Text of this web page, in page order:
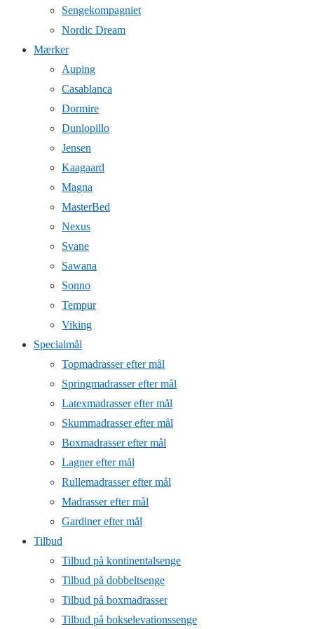
Sengekompagniet
Nordic Dream
Mærker
Auping
Casablanca
Dormire
Dunlopillo
Jensen
Kaagaard
Magna
MasterBed
Nexus
Svane
Sawana
Sonno
Tempur
Viking
Specialmål
Topmadrasser efter mål
Springmadrasser efter mål
Latexmadrasser efter mål
Skummadrasser efter mål
Boxmadrasser efter mål
Lagner efter mål
Rullemadrasser efter mål
Madrasser efter mål
Gardiner efter mål
Tilbud
Tilbud på kontinentalsenge
Tilbud på dobbeltsenge
Tilbud på boxmadrasser
Tilbud på bokselevationssenge